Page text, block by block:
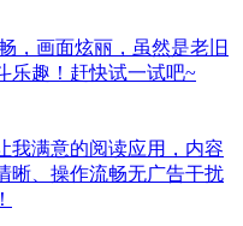
，画面炫丽，虽然是老旧
乐趣！赶快试一试吧~
我满意的阅读应用，内容
晰、操作流畅无广告干扰